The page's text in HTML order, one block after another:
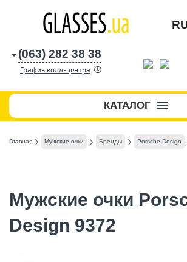
(063) 282 38 38
График колл-центра
КАТАЛОГ
Главная Мужские очки Бренды Porsche Design
Мужские очки
Design 9372